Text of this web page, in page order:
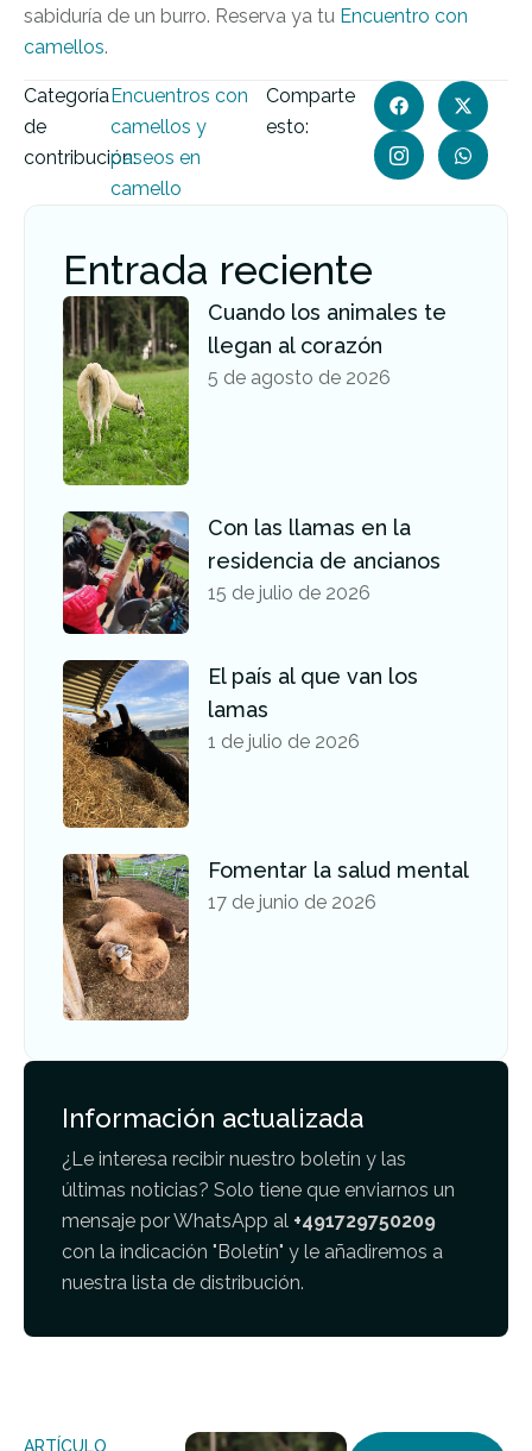
sabiduría de un burro. Reserva ya tu Encuentro con
camellos.
Categoría
de
contribución:
Encuentros con
camellos y
paseos en
camello
Comparte
esto:
Entrada reciente
Cuando los animales te
llegan al corazón
5 de agosto de 2026
Con las llamas en la
residencia de ancianos
15 de julio de 2026
El país al que van los
lamas
1 de julio de 2026
Fomentar la salud mental
17 de junio de 2026
Información actualizada
¿Le interesa recibir nuestro boletín y las
últimas noticias? Solo tiene que enviarnos un
mensaje por WhatsApp al +491729750209
con la indicación "Boletín" y le añadiremos a
nuestra lista de distribución.
ARTÍCULO